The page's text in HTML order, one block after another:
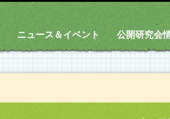
ニュース＆イベント 公開研究会